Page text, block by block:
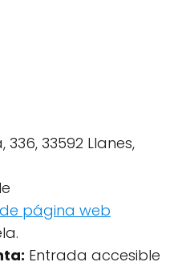
336, 33592 Llanes,
página web
Entrada accesible